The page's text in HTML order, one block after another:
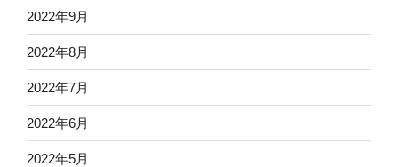
2022年9月
2022年8月
2022年7月
2022年6月
2022年5月